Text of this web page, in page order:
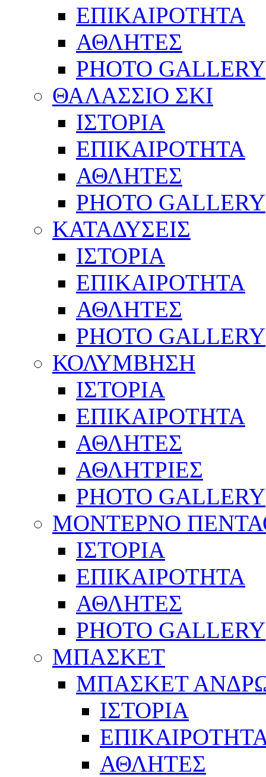
ΕΠΙΚΑΙΡΟΤΗΤΑ
ΑΘΛΗΤΕΣ
PHOTO GALLERY
ΘΑΛΑΣΣΙΟ ΣΚΙ
ΙΣΤΟΡΙΑ
ΕΠΙΚΑΙΡΟΤΗΤΑ
ΑΘΛΗΤΕΣ
PHOTO GALLERY
ΚΑΤΑΔΥΣΕΙΣ
ΙΣΤΟΡΙΑ
ΕΠΙΚΑΙΡΟΤΗΤΑ
ΑΘΛΗΤΕΣ
PHOTO GALLERY
ΚΟΛΥΜΒΗΣΗ
ΙΣΤΟΡΙΑ
ΕΠΙΚΑΙΡΟΤΗΤΑ
ΑΘΛΗΤΕΣ
ΑΘΛΗΤΡΙΕΣ
PHOTO GALLERY
ΜΟΝΤΕΡΝΟ
ΙΣΤΟΡΙΑ
ΕΠΙΚΑΙΡΟΤΗΤΑ
ΑΘΛΗΤΕΣ
PHOTO GALLERY
ΜΠΑΣΚΕΤ
ΜΠΑΣΚΕΤ
ΙΣΤΟΡΙΑ
ΑΘΛΗΤΕΣ